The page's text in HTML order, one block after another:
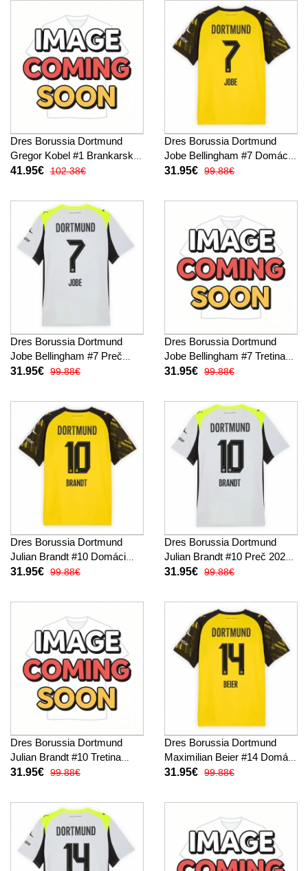
Dres Borussia Dortmund
Gregor Kobel #1 Brankarsky
Tretina 2025-26 Dlhy Rukáv
41.95€ 102.38€
Dres Borussia Dortmund
Jobe Bellingham #7 Domáci
2025-26 Krátky Rukáv
31.95€ 99.88€
Dres Borussia Dortmund
Jobe Bellingham #7 Preč
2025-26 Krátky Rukáv
31.95€ 99.88€
Dres Borussia Dortmund
Jobe Bellingham #7 Tretina
2025-26 Krátky Rukáv
31.95€ 99.88€
Dres Borussia Dortmund
Julian Brandt #10 Domáci
2025-26 Krátky Rukáv
31.95€ 99.88€
Dres Borussia Dortmund
Julian Brandt #10 Preč 2025-
26 Krátky Rukáv
31.95€ 99.88€
Dres Borussia Dortmund
Julian Brandt #10 Tretina
2025-26 Krátky Rukáv
31.95€ 99.88€
Dres Borussia Dortmund
Maximilian Beier #14 Domáci
2025-26 Krátky Rukáv
31.95€ 99.88€